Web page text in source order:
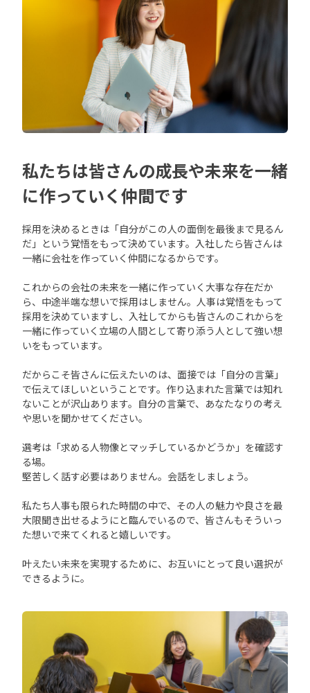
私たちは皆さんの成長や未来を一緒
に作っていく仲間です
採用を決めるときは「自分がこの人の面倒を最後まで見るん
だ」という覚悟をもって決めています。入社したら皆さんは
一緒に会社を作っていく仲間になるからです。
これからの会社の未来を一緒に作っていく大事な存在だか
ら、中途半端な想いで採用はしません。人事は覚悟をもって
採用を決めていますし、入社してからも皆さんのこれからを
一緒に作っていく立場の人間として寄り添う人として強い想
いをもっています。
だからこそ皆さんに伝えたいのは、面接では「自分の言葉」
で伝えてほしいということです。作り込まれた言葉では知れ
ないことが沢山あります。自分の言葉で、あなたなりの考え
や思いを聞かせてください。
選考は「求める人物像とマッチしているかどうか」を確認す
る場。
堅苦しく話す必要はありません。会話をしましょう。
私たち人事も限られた時間の中で、その人の魅力や良さを最
大限聞き出せるようにと臨んでいるので、皆さんもそういっ
た想いで来てくれると嬉しいです。
叶えたい未来を実現するために、お互いにとって良い選択が
できるように。